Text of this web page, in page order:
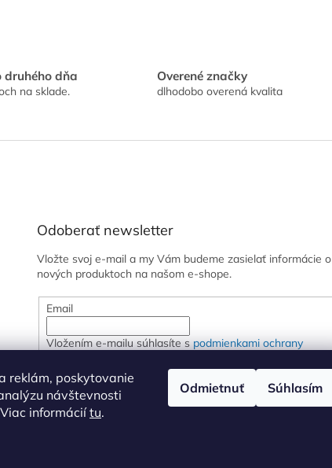
reklám, poskytovanie
návštevnosti
informáciítu.
Odmietnuť Súhlasím
druhého dňa
na sklade.
Overené značky
dlhodobo overená kvalita
Odoberať newsletter
Vložte svoj e-mail a my Vám budeme zasielať informácie o
nových produktoch na našom e-shope.
Email
Vložením e-mailu súhlasíte spodmienkami ochrany
PRIHLÁSIŤ SA